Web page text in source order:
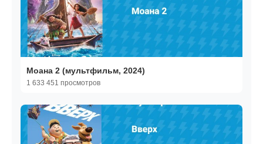
Моана 2 (мультфильм, 2024)
1 633 451 просмотров